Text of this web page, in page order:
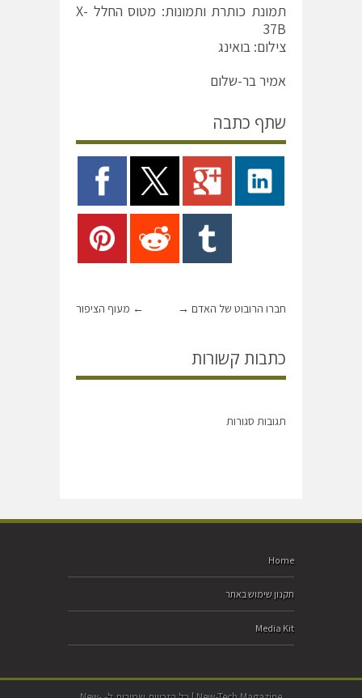
תמונת כותרת ותמונות: מטוס החלל X-
37B
צילום: בואינג
אמיר בר-שלום
שתף כתבה
← מעוף הציפור חברו הרובוט של האדם →
כתבות קשורות
תגובות סגורות
Home
תקנון שימוש באתר
Media Kit